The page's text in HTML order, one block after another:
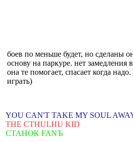
боев по меньше будет, но сделаны
основу на паркуре. нет замедления
она те помогает, спасает когда
играть)
YOU CAN'T TAKE MY SOUL
THE CTHULHU KID
СТАНОК FANЪ